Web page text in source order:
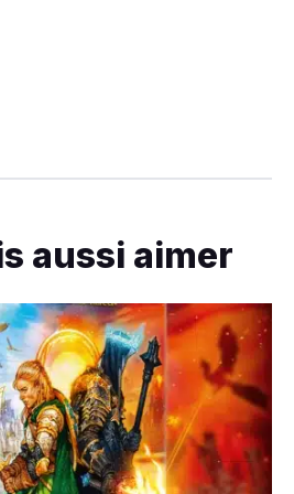
aussi aimer